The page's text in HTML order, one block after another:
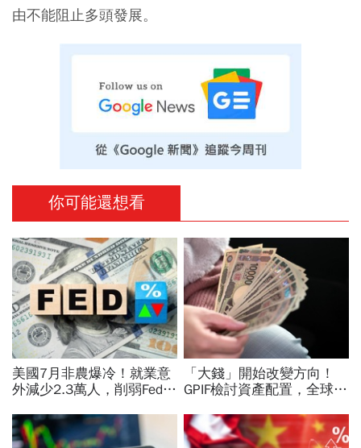
由不能阻止多頭發展。
你可能還想看
美國7月非農爆冷！就業意
外減少2.3萬人，削弱Fed升
創7個月來最佳單周
「大錢」開始改變方向！
GPIF檢討資產配置，全球資